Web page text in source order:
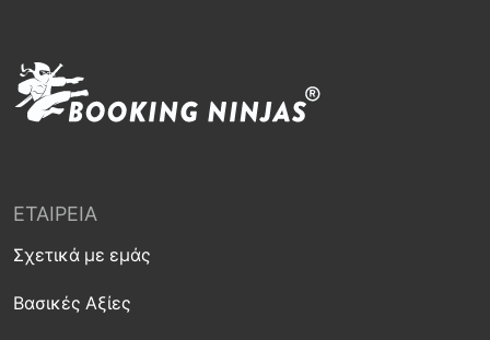
ΕΤΑΙΡΕΊΑ
Σχετικά με εμάς
Βασικές Αξίες